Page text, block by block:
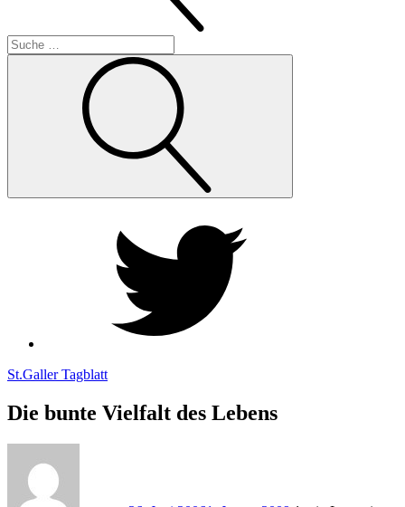
St.Galler Tagblatt
Die bunte Vielfalt des Lebens